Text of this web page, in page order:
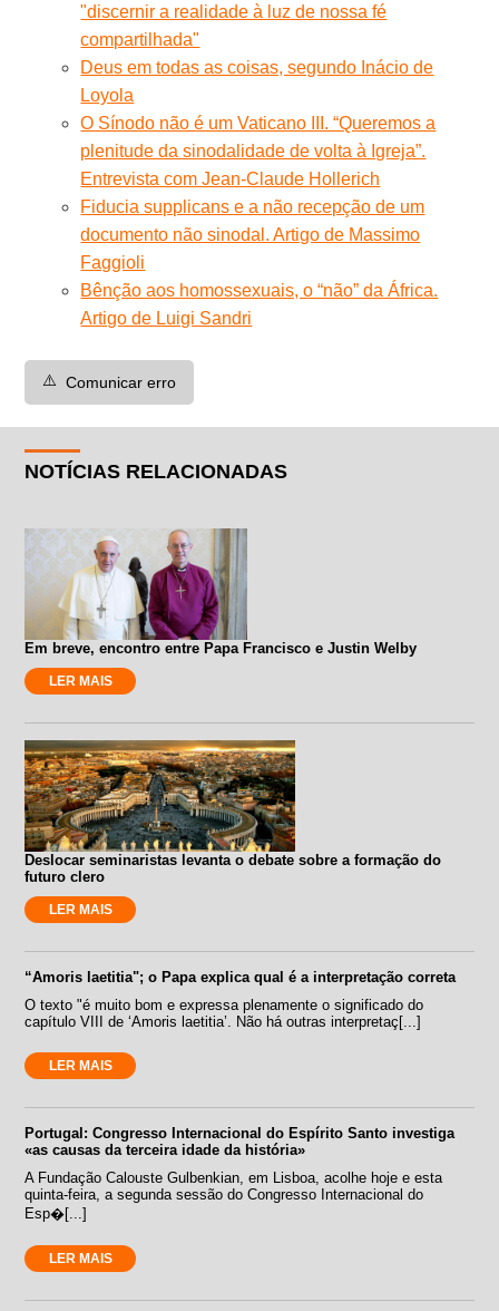
"discernir a realidade à luz de nossa fé
compartilhada"
Deus em todas as coisas, segundo Inácio de
Loyola
O Sínodo não é um Vaticano III. “Queremos a
plenitude da sinodalidade de volta à Igreja”.
Entrevista com Jean-Claude Hollerich
Fiducia supplicans e a não recepção de um
documento não sinodal. Artigo de Massimo
Faggioli
Bênção aos homossexuais, o “não” da África.
Artigo de Luigi Sandri
⚠️ Comunicar erro
NOTÍCIAS RELACIONADAS
Em breve, encontro entre Papa Francisco e Justin Welby
LER MAIS
Deslocar seminaristas levanta o debate sobre a formação do
futuro clero
LER MAIS
“Amoris laetitia"; o Papa explica qual é a interpretação correta
O texto "é muito bom e expressa plenamente o significado do
capítulo VIII de ‘Amoris laetitia’. Não há outras interpretaç[...]
LER MAIS
Portugal: Congresso Internacional do Espírito Santo investiga
«as causas da terceira idade da história»
A Fundação Calouste Gulbenkian, em Lisboa, acolhe hoje e esta
quinta-feira, a segunda sessão do Congresso Internacional do
Esp�[...]
LER MAIS